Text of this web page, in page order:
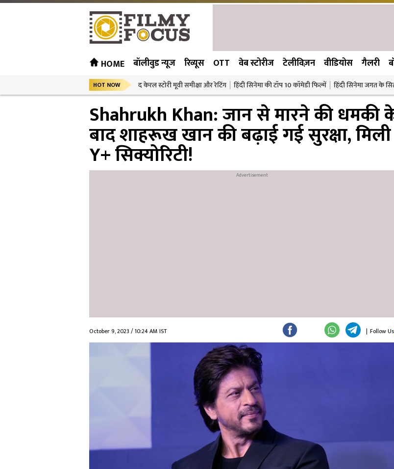
HOME बॉलीवुड न्यूज रिव्यूस OTT वेब स्टोरीज टेलीविज़न वीडियोस गैलरी
HOT NOW द केरल स्टोरी मूवी समीक्षा और रेटिंग हिंदी सिनेमा की टॉप 10 कॉमेडी फिल्में हिंदी सिनेमा जगत के
Shahrukh Khan: जान से मारने की धमकी
बाद शाहरूख खान की बढ़ाई गई सुरक्षा, मिली
Y+ सिक्योरिटी!
October 9, 2023 / 10:24 AM IST | Follow Us